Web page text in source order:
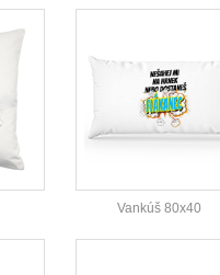
Vankúš 80x40